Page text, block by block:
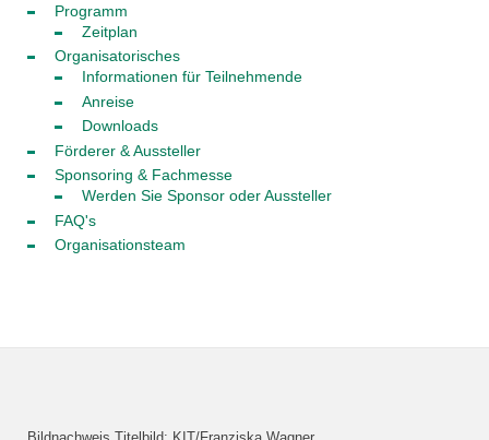
Programm
Zeitplan
Organisatorisches
Informationen für Teilnehmende
Anreise
Downloads
Förderer & Aussteller
Sponsoring & Fachmesse
Werden Sie Sponsor oder Aussteller
FAQ's
Organisationsteam